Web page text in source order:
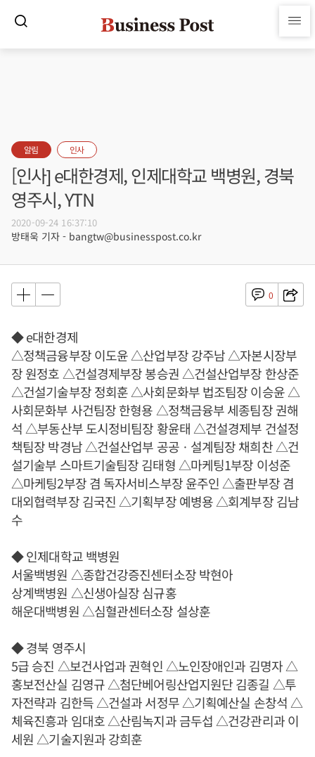
알림 인사
[인사] e대한경제, 인제대학교 백병원, 경북
영주시, YTN
2020-09-24 16:37:10
방태욱 기자 - bangtw@businesspost.co.kr
0
◆ e대한경제
△정책금융부장 이도윤 △산업부장 강주남 △자본시장부
장 원정호 △건설경제부장 봉승권 △건설산업부장 한상준
△건설기술부장 정회훈 △사회문화부 법조팀장 이승윤 △
사회문화부 사건팀장 한형용 △정책금융부 세종팀장 권해
석 △부동산부 도시정비팀장 황윤태 △건설경제부 건설정
책팀장 박경남 △건설산업부 공공ㆍ설계팀장 채희찬 △건
설기술부 스마트기술팀장 김태형 △마케팅1부장 이성준
△마케팅2부장 겸 독자서비스부장 윤주인 △출판부장 겸
대외협력부장 김국진 △기획부장 예병용 △회계부장 김남
수
◆ 인제대학교 백병원
서울백병원 △종합건강증진센터소장 박현아
상계백병원 △신생아실장 심규홍
해운대백병원 △심혈관센터소장 설상훈
◆ 경북 영주시
5급 승진 △보건사업과 권혁인 △노인장애인과 김명자 △
홍보전산실 김영규 △첨단베어링산업지원단 김종길 △투
자전략과 김한득 △건설과 서정무 △기획예산실 손창석 △
체육진흥과 임대호 △산림녹지과 금두섭 △건강관리과 이
세원 △기술지원과 강희훈